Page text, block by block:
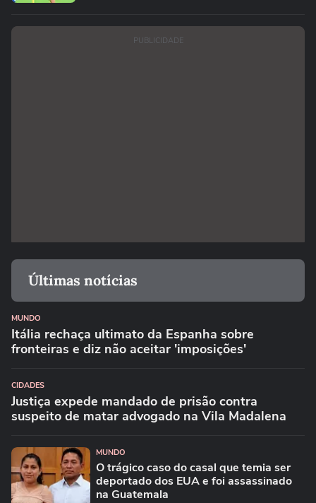
PUBLICIDADE
Últimas notícias
MUNDO
Itália rechaça ultimato da Espanha sobre
fronteiras e diz não aceitar 'imposições'
CIDADES
Justiça expede mandado de prisão contra
suspeito de matar advogado na Vila Madalena
MUNDO
O trágico caso do casal que temia ser
deportado dos EUA e foi assassinado
na Guatemala